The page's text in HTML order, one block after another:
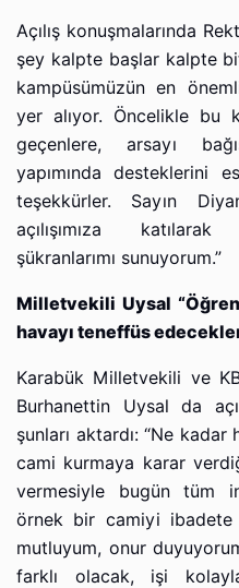
Açılış konuşmalarında
şey kalpte başlar kalpte
kampüsümüzün en
yer alıyor. Öncelikle bu
geçenlere, arsayı
yapımında desteklerini
teşekkürler. Sayın
açılışımıza
şükranlarımı sunuyorum.”
Milletvekili Uysal
havayı teneffüs
Karabük Milletvekili ve
Burhanettin Uysal da
şunları aktardı: “Ne
cami kurmaya karar
vermesiyle bugün tüm
örnek bir camiyi ibadete
mutluyum, onur
farklı olacak, işi